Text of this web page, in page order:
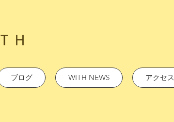
Ｈ
ブログ WITH NEWS アクセス